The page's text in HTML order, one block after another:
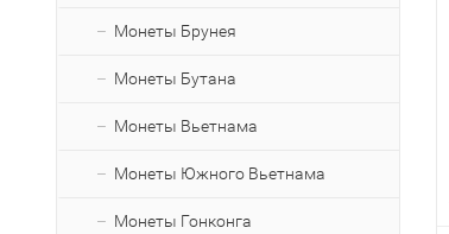
Монеты Брунея
Монеты Бутана
Монеты Вьетнама
Монеты Южного Вьетнама
Монеты Гонконга